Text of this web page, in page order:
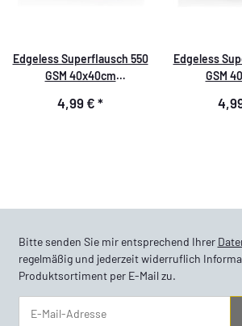
Edgeless Superflausch 550
GSM 40x40cm
4,99 € *
Edgeless
GSM
Bitte senden Sie mir entsprechend Ihrer
regelmäßig und jederzeit widerruflich
Produktsortiment per E-Mail zu.